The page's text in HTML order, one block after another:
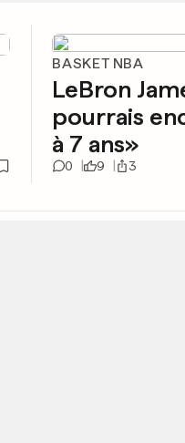
BASKET NBA
LeBron
pourrais
à 7 ans»
0 9 3